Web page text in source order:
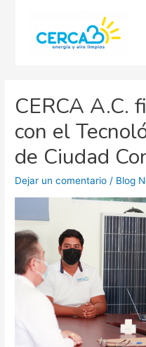
CERCA A.C.
con el
de Ciudad
Dejar un comentario / Blog